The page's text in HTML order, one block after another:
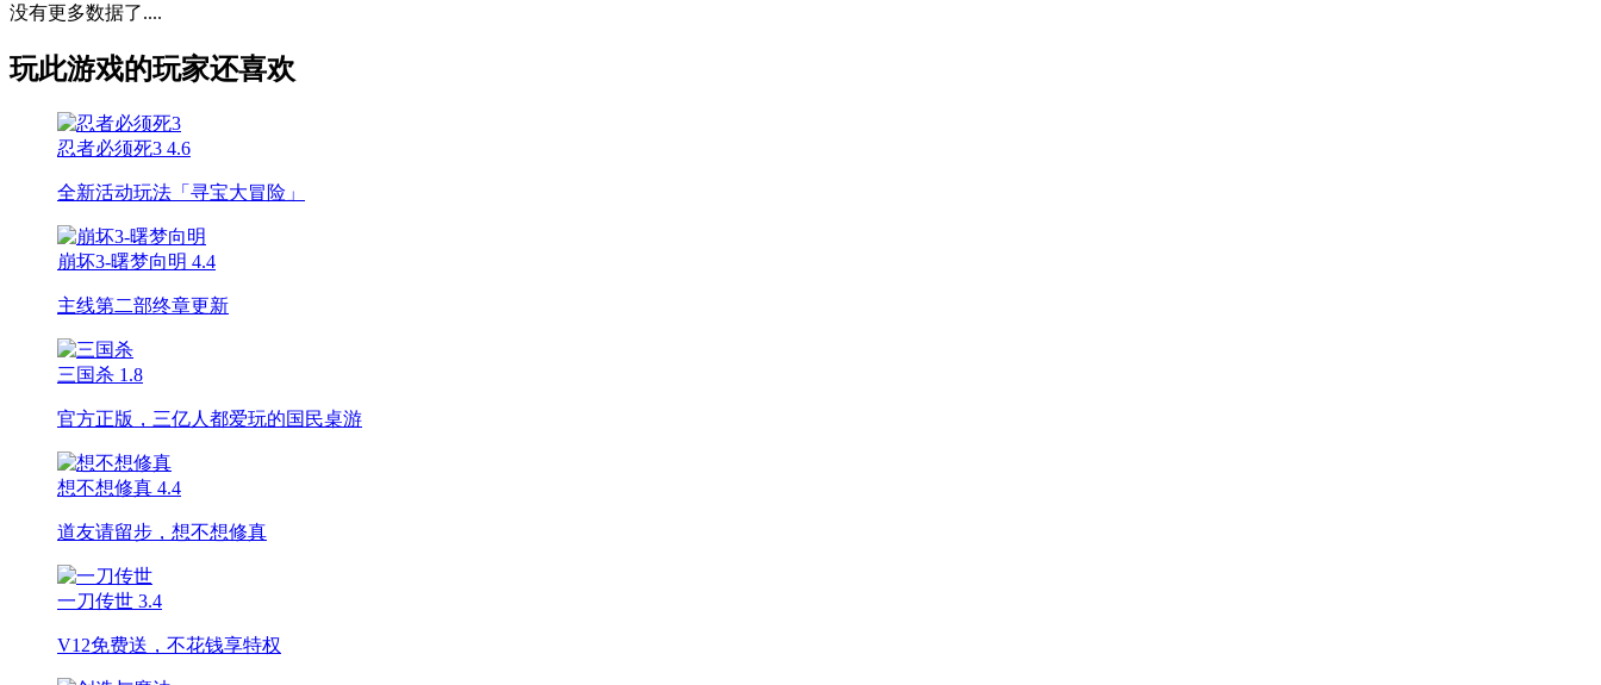
没有更多数据了....
玩此游戏的玩家还喜欢
忍者必须死3 4.6
全新活动玩法「寻宝大冒险」
崩坏3-曙梦向明 4.4
主线第二部终章更新
三国杀 1.8
官方正版，三亿人都爱玩的国民桌游
想不想修真 4.4
道友请留步，想不想修真
一刀传世 3.4
V12免费送，不花钱享特权